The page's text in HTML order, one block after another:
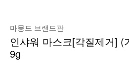
마몽드 브랜드관
인샤워 마스크[각질제거] (
9g